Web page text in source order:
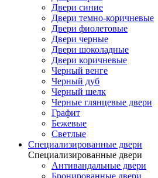
Двери синие
Двери темно-коричневые
Двери фиолетовые
Двери черные
Двери шоколадные
Двери коричневые
Черный венге
Черный дуб
Черный шелк
Черные глянцевые двери
Графит
Бежевые
Светлые
Специализированные двери
Специализированные двери
Антивандальные двери